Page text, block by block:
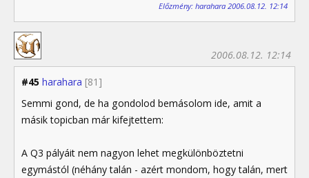
Előzmény: harahara 2006.08.12. 12:14
#45 harahara [81]
2006.08.12. 12:14
Semmi gond, de ha gondolod bemásolom ide, amit a
másik topicban már kifejtettem:
A Q3 pályáit nem nagyon lehet megkülönböztetni
egymástól (néhány talán - azért mondom, hogy talán, mert